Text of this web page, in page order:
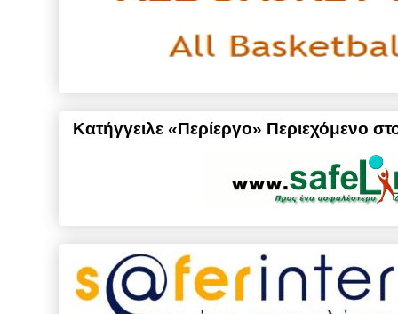
Κατήγγειλε «Περίεργο» Περιεχόμενο